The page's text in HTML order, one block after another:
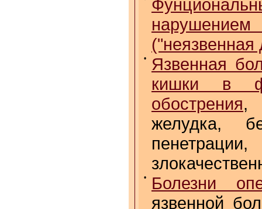
нарушением
("неязвенная
•
Язвенная
кишки в
обострения,
желудка,
•
Болезни
язвенной